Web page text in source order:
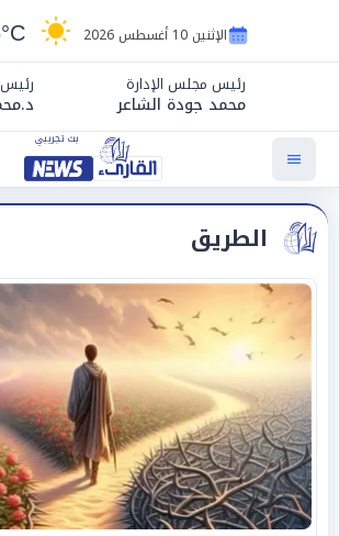
الإثنين 10 أغسطس 2026
رئيس مجلس الإدارة
محمد جودة الشاعر
رئيس
الطريق